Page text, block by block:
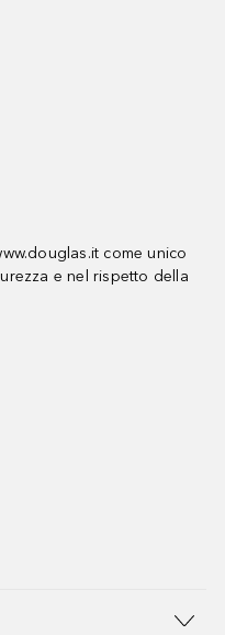
come unico
e nel rispetto della